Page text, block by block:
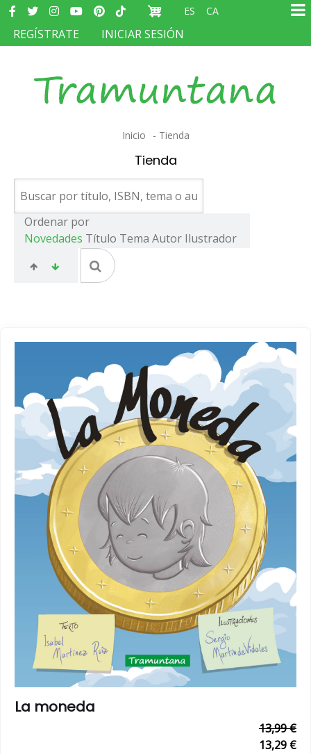
Pasar
contenido
Redes
sociales
ES CA
MENÚ
DEL
D'USUARI
REGÍSTRATE INICIAR SESIÓN
Sobrescribir
de
ayuda
a
la
navegación
Inicio Tienda
Tienda
Ordenar por
Novedades Título Tema Autor Ilustrador
La moneda
13,99 €
13,29 €